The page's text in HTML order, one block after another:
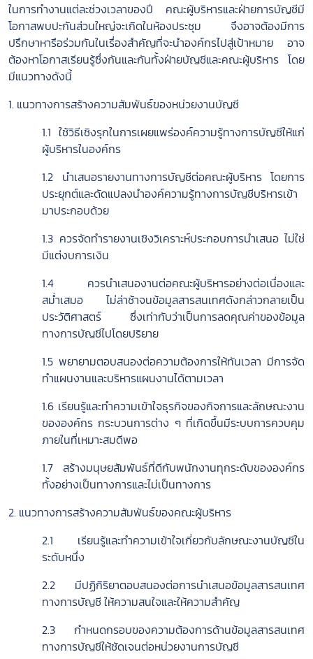
ในการทำงานแต่ละช่วงเวลาของปี คณะผู้บริหารและฝ่ายการบัญชีมี
โอกาสพบปะกันส่วนใหญ่จะเกิดในห้องประชุม จึงอาจต้องมีการ
ปรึกษาหารือร่วมกันในเรื่องสำคัญที่จะนำองค์กรไปสู่เป้าหมาย อาจ
ต้องหาโอกาสเรียนรู้ซึ่งกันและกันทั้งฝ่ายบัญชีและคณะผู้บริหาร โดย
มีแนวทางดังนี้
1. แนวทางการสร้างความสัมพันธ์ของหน่วยงานบัญชี
1.1 ใช้วิธีเชิงรุกในการเผยแพร่องค์ความรู้ทางการบัญชีให้แก่
ผู้บริหารในองค์กร
1.2 นำเสนอรายงานทางการบัญชีต่อคณะผู้บริหาร โดยการ
ประยุกต์และดัดแปลงนำองค์ความรู้ทางการบัญชีบริหารเข้า
มาประกอบด้วย
1.3 ควรจัดทำรายงานเชิงวิเคราะห์ประกอบการนำเสนอ ไม่ใช่
มีแต่งบการเงิน
1.4 ควรนำเสนองานต่อคณะผู้บริหารอย่างต่อเนื่องและ
สม่ำเสมอ ไม่ล่าช้าจนข้อมูลสารสนเทศดังกล่าวกลายเป็น
ประวัติศาสตร์ ซึ่งเท่ากับว่าเป็นการลดคุณค่าของข้อมูล
ทางการบัญชีไปโดยปริยาย
1.5 พยายามตอบสนองต่อความต้องการให้ทันเวลา มีการจัด
ทำแผนงานและบริหารแผนงานได้ตามเวลา
1.6 เรียนรู้และทำความเข้าใจธุรกิจของกิจการและลักษณะงาน
ขององค์กร กระบวนการต่าง ๆ ที่เกิดขึ้นมีระบบการควบคุม
ภายในที่เหมาะสมดีพอ
1.7 สร้างมนุษยสัมพันธ์ที่ดีกับพนักงานทุกระดับขององค์กร
ทั้งอย่างเป็นทางการและไม่เป็นทางการ
2. แนวทางการสร้างความสัมพันธ์ของคณะผู้บริหาร
2.1 เรียนรู้และทำความเข้าใจเกี่ยวกับลักษณะงานบัญชีใน
ระดับหนึ่ง
2.2 มีปฏิกิริยาตอบสนองต่อการนำเสนอข้อมูลสารสนเทศ
ทางการบัญชี ให้ความสนใจและให้ความสำคัญ
2.3 กำหนดกรอบของความต้องการด้านข้อมูลสารสนเทศ
ทางการบัญชีให้ชัดเจนต่อหน่วยงานการบัญชี